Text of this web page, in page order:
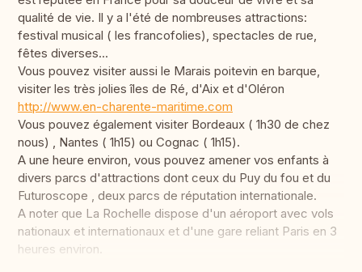
qualité de vie. Il y a l'été de nombreuses attractions:
festival musical ( les francofolies), spectacles de rue,
fêtes diverses...
Vous pouvez visiter aussi le Marais poitevin en barque,
visiter les très jolies îles de Ré, d'Aix et d'Oléron
http://www.en-charente-maritime.com
Vous pouvez également visiter Bordeaux ( 1h30 de chez
nous) , Nantes ( 1h15) ou Cognac ( 1h15).
A une heure environ, vous pouvez amener vos enfants à
divers parcs d'attractions dont ceux du Puy du fou et du
Futuroscope , deux parcs de réputation internationale.
A noter que La Rochelle dispose d'un aéroport avec vols
nationaux et internationaux et d'une gare reliant Paris en 3
heures environ.